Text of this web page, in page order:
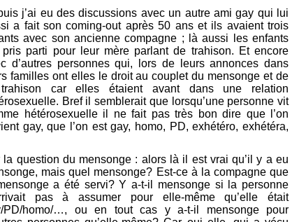
j’ai eu des discussions avec un autre ami gay qui lui
a fait son coming-out après 50 ans et ils avaient trois
avec son ancienne compagne ; là aussi les enfants
pris parti pour leur mère parlant de trahison. Et encore
d’autres personnes qui, lors de leurs annonces dans
familles ont elles le droit au couplet du mensonge et de
car elles étaient avant dans une relation
Bref il semblerait que lorsqu’une personne vit
hétérosexuelle il ne fait pas très bon dire que l’on
gay, que l’on est gay, homo, PD, exhétéro, exhétéra,
la question du mensonge : alors là il est vrai qu’il y a eu
mais quel mensonge? Est-ce à la compagne que
a été servi? Y a-t-il mensonge si la personne
pas à assumer pour elle-même qu’elle était
PD/homo/…, ou en tout cas y a-t-il mensonge pour